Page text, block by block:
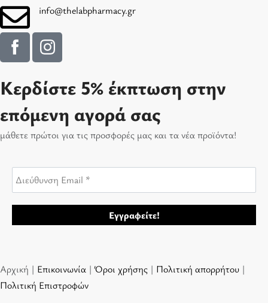
info@thelabpharmacy.gr
Κερδίστε 5% έκπτωση στην
επόμενη αγορά σας
μάθετε πρώτοι για τις προσφορές μας και τα νέα προϊόντα!
Αρχική | Επικοινωνία |Όροι χρήσης | Πολιτική απορρήτου |
Πολιτική Επιστροφών